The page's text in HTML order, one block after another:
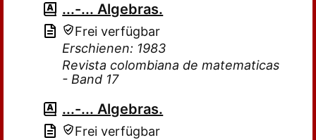
...-... Algebras.
Frei verfügbar
Erschienen: 1983
Revista colombiana de matematicas
- Band 17
...-... Algebras.
Frei verfügbar